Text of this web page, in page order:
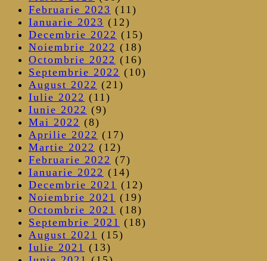
Februarie 2023 (11)
Ianuarie 2023 (12)
Decembrie 2022 (15)
Noiembrie 2022 (18)
Octombrie 2022 (16)
Septembrie 2022 (10)
August 2022 (21)
Iulie 2022 (11)
Iunie 2022 (9)
Mai 2022 (8)
Aprilie 2022 (17)
Martie 2022 (12)
Februarie 2022 (7)
Ianuarie 2022 (14)
Decembrie 2021 (12)
Noiembrie 2021 (19)
Octombrie 2021 (18)
Septembrie 2021 (18)
August 2021 (15)
Iulie 2021 (13)